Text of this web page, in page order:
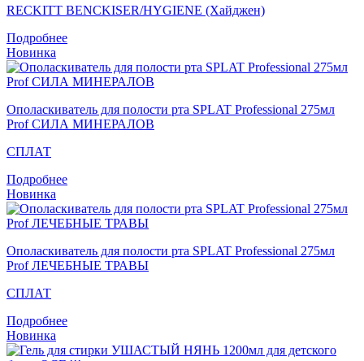
RECKITT BENCKISER/HYGIENE (Хайджен)
Подробнее
Новинка
Ополаскиватель для полости рта SPLAT Professional 275мл
Prof СИЛА МИНЕРАЛОВ
СПЛАТ
Подробнее
Новинка
Ополаскиватель для полости рта SPLAT Professional 275мл
Prof ЛЕЧЕБНЫЕ ТРАВЫ
СПЛАТ
Подробнее
Новинка